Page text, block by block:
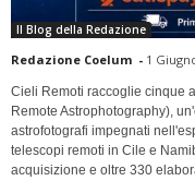
Il Blog della Redazione
Redazione Coelum - 1
Cieli Remoti raccoglie cinque
Remote Astrophotography),
astrofotografi impegnati
telescopi remoti in Cile e
acquisizione e oltre 330